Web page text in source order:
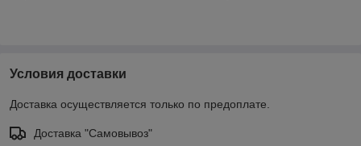
Условия доставки
Доставка осуществляется только по предоплате.
Доставка "Самовывоз"